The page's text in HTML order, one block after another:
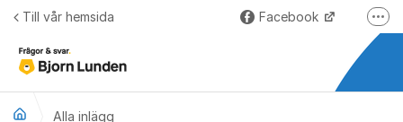
Hoppa till innehåll
Till vår hemsida Facebook
Alla inlägg